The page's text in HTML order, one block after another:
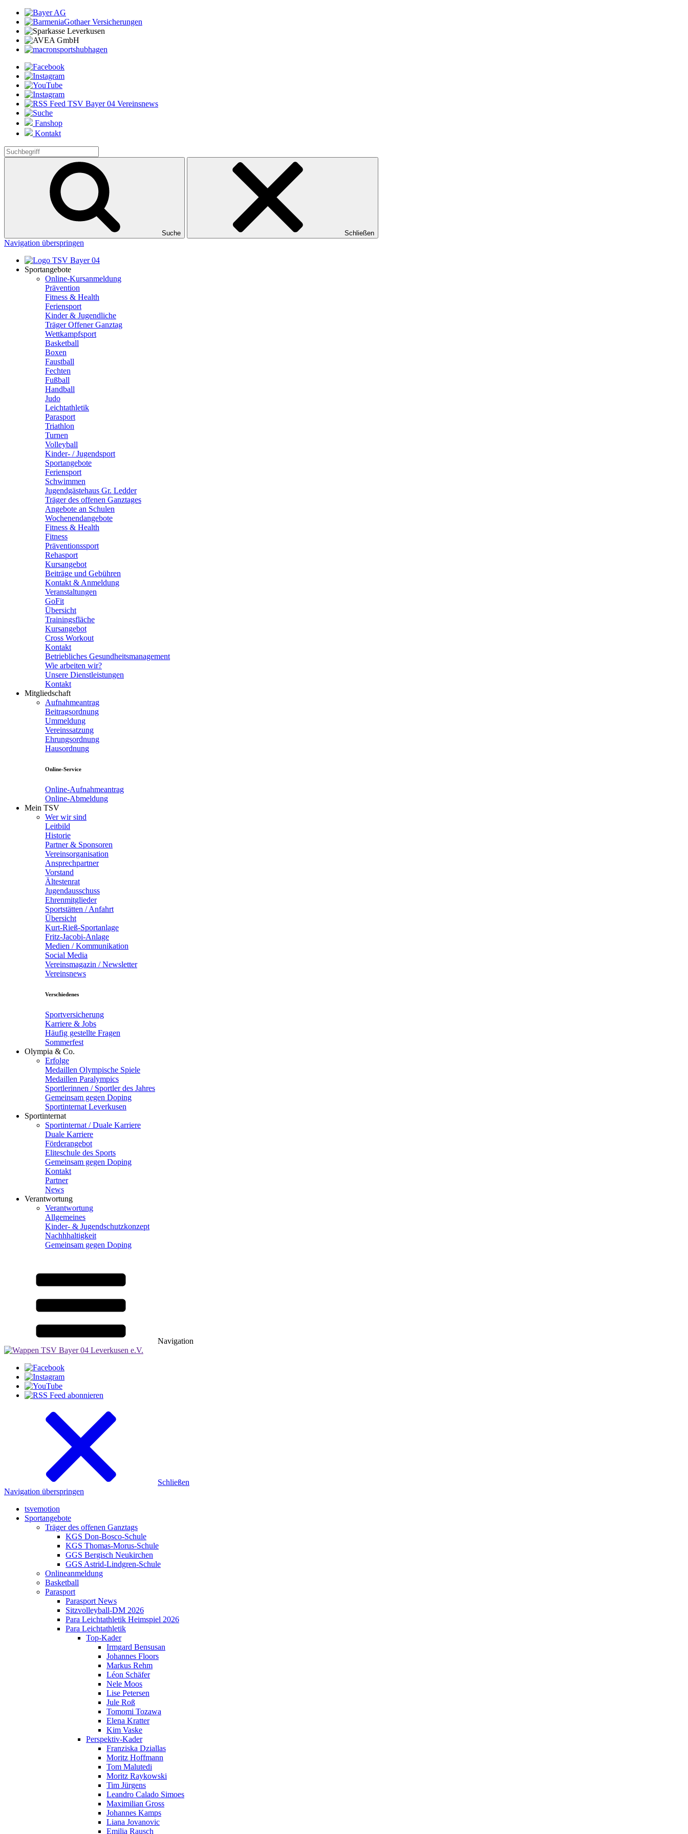
Fanshop
Kontakt
Suche Schließen
Navigation überspringen
Sportangebote
Online-Kursanmeldung
Prävention
Fitness & Health
Feriensport
Kinder & Jugendliche
Träger Offener Ganztag
Wettkampfsport
Basketball
Boxen
Faustball
Fechten
Fußball
Handball
Judo
Leichtathletik
Parasport
Triathlon
Turnen
Volleyball
Kinder- / Jugendsport
Sportangebote
Feriensport
Schwimmen
Jugendgästehaus Gr. Ledder
Träger des offenen Ganztages
Angebote an Schulen
Wochenendangebote
Fitness & Health
Fitness
Präventionssport
Rehasport
Kursangebot
Beiträge und Gebühren
Kontakt & Anmeldung
Veranstaltungen
GoFit
Übersicht
Trainingsfläche
Kursangebot
Cross Workout
Kontakt
Betriebliches Gesundheitsmanagement
Wie arbeiten wir?
Unsere Dienstleistungen
Kontakt
Mitgliedschaft
Aufnahmeantrag
Beitragsordnung
Ummeldung
Vereinssatzung
Ehrungsordnung
Hausordnung
Online-Service
Online-Aufnahmeantrag
Online-Abmeldung
Mein TSV
Wer wir sind
Leitbild
Historie
Partner & Sponsoren
Vereinsorganisation
Ansprechpartner
Vorstand
Ältestenrat
Jugendausschuss
Ehrenmitglieder
Sportstätten / Anfahrt
Übersicht
Kurt-Rieß-Sportanlage
Fritz-Jacobi-Anlage
Medien / Kommunikation
Social Media
Vereinsmagazin / Newsletter
Vereinsnews
Verschiedenes
Sportversicherung
Karriere & Jobs
Häufig gestellte Fragen
Sommerfest
Olympia & Co.
Erfolge
Medaillen Olympische Spiele
Medaillen Paralympics
Sportlerinnen / Sportler des Jahres
Gemeinsam gegen Doping
Sportinternat Leverkusen
Sportinternat
Sportinternat / Duale Karriere
Duale Karriere
Förderangebot
Eliteschule des Sports
Gemeinsam gegen Doping
Kontakt
Partner
News
Verantwortung
Verantwortung
Allgemeines
Kinder- & Jugendschutzkonzept
Nachhhaltigkeit
Gemeinsam gegen Doping
Navigation
Schließen
Navigation überspringen
tsvemotion
Sportangebote
Träger des offenen Ganztags
KGS Don-Bosco-Schule
KGS Thomas-Morus-Schule
GGS Bergisch Neukirchen
GGS Astrid-Lindgren-Schule
Onlineanmeldung
Basketball
Parasport
Parasport News
Sitzvolleyball-DM 2026
Para Leichtathletik Heimspiel 2026
Para Leichtathletik
Top-Kader
Irmgard Bensusan
Johannes Floors
Markus Rehm
Léon Schäfer
Nele Moos
Lise Petersen
Jule Roß
Tomomi Tozawa
Elena Kratter
Kim Vaske
Perspektiv-Kader
Franziska Dziallas
Moritz Hoffmann
Tom Malutedi
Moritz Raykowski
Tim Jürgens
Leandro Calado Simoes
Maximilian Gross
Johannes Kamps
Liana Jovanovic
Emilia Rausch